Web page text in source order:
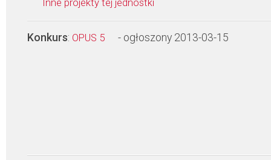
Inne projekty tej jednostki
Konkurs: OPUS 5 - ogłoszony 2013-03-15